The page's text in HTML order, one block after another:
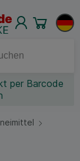
per Barcode